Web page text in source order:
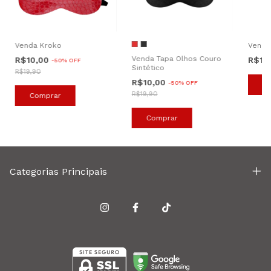
Venda Kroko
R$10,00 -50% OFF
R$19,90
Comprar
Venda Tapa Olhos Couro
Sintético
R$10,00 -50% OFF
R$19,90
Comprar
Categorias Principais